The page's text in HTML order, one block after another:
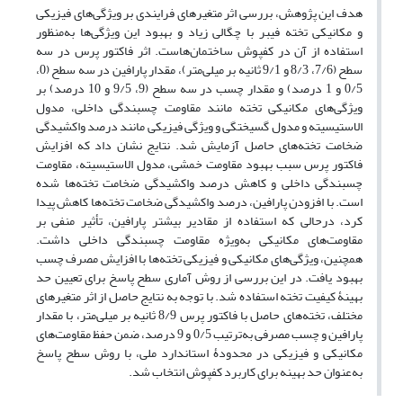
هدف این پژوهش، بررسی اثر متغیرهای فرایندی بر ویژگی‌های فیزیکی
و مکانیکی تخته فیبر با چگالی زیاد و بهبود این ویژگی‌ها به‌منظور
استفاده از آن در کفپوش ساختمان‌هاست. اثر فاکتور پرس در سه
سطح (7/6، 8/3 و 9/1 ثانیه بر میلی‌متر)، مقدار پارافین در سه سطح (0،
0/5 و 1 درصد) و مقدار چسب در سه سطح (9، 9/5 و 10 درصد) بر
ویژگی‌های مکانیکی تخته مانند مقاومت چسبندگی داخلی، مدول
الاستیسیته و مدول گسیختگی و ویژگی فیزیکی مانند درصد واکشیدگی
ضخامت تخته‌های حاصل آزمایش شد. نتایج نشان داد که افزایش
فاکتور پرس سبب بهبود مقاومت خمشی، مدول الاستیسیته، مقاومت
چسبندگی داخلی و کاهش درصد واکشیدگی ضخامت تخته‌ها شده
است. با افزودن پارافین، درصد واکشیدگی ضخامت تخته‌ها کاهش پیدا
کرد، درحالی که استفاده از مقادیر بیشتر پارافین، تأثیر منفی بر
مقاومت‌های مکانیکی به‌ویژه مقاومت چسبندگی داخلی داشت.
همچنین، ویژگی‌های مکانیکی و فیزیکی تخته‌ها با افزایش مصرف چسب
بهبود یافت. در این بررسی از روش آماری سطح پاسخ برای تعیین حد
بهینۀ کیفیت تخته استفاده شد. با توجه به نتایج حاصل از اثر متغیرهای
مختلف، تخته‌های حاصل با فاکتور پرس 8/9 ثانیه بر میلی‌متر، با مقدار
پارافین و چسب مصرفی به‌ترتیب 0/5 و 9 درصد، ضمن حفظ مقاومت‌های
مکانیکی و فیزیکی در محدودۀ استاندارد ملی، با روش سطح پاسخ
به‌عنوان حد بهینه برای کاربرد کفپوش انتخاب شد.